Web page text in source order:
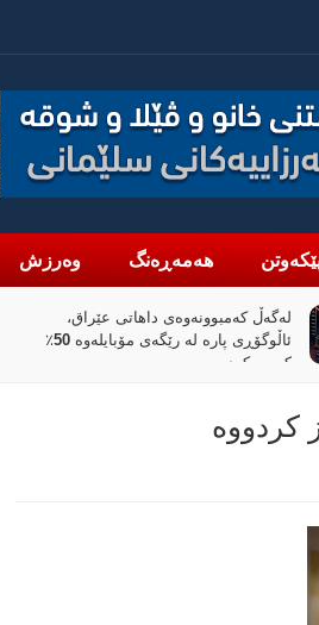
هەمەڕەنگ وەرزش
لەگەڵ کەمبوونەوەی داهاتی عێراق،
ئاڵوگۆڕی پارە لە رێگەی مۆبایلەوە 50٪
کەمی کردووە
کردووە